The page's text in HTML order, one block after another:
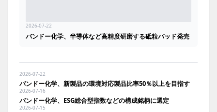
2026-07-22
バンドー化学、半導体など高精度研磨する砥粒パッド発売
2026-07-22
バンドー化学、新製品の環境対応製品比率50％以上を目指す
2026-07-16
バンドー化学、ESG総合型指数などの構成銘柄に選定
2026-07-15